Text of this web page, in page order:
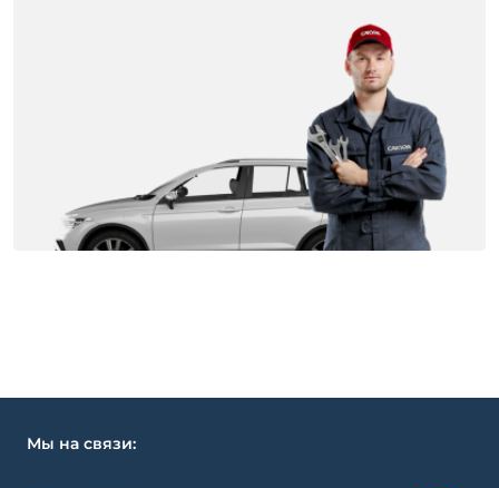
Мы на связи: